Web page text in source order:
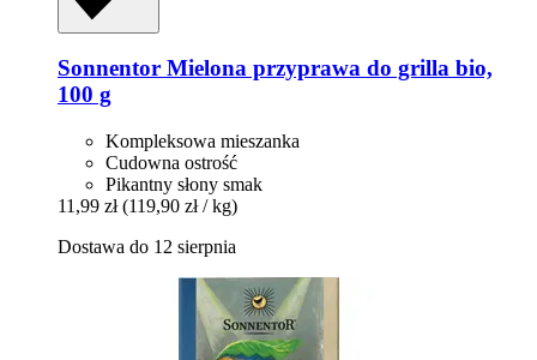
Sonnentor Mielona przyprawa do grilla bio,
100 g
Kompleksowa mieszanka
Cudowna ostrość
Pikantny słony smak
11,99 zł (119,90 zł / kg)
Dostawa do 12 sierpnia